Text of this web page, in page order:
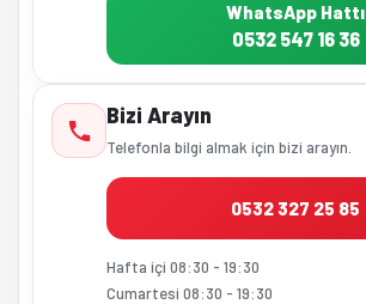
WhatsApp Hattı
0532 547 16 36
Bizi Arayın
Telefonla bilgi almak için bizi arayın.
0532 327 25 85
Hafta içi 08:30 - 19:30
Cumartesi 08:30 - 19:30